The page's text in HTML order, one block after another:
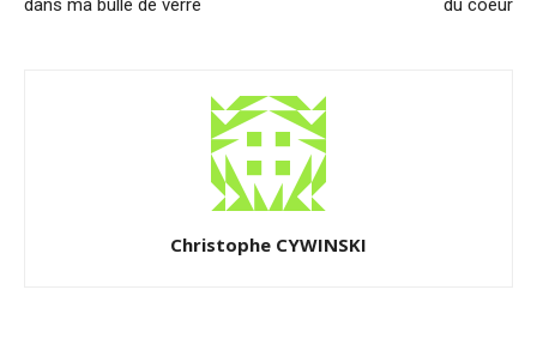
dans ma bulle de verre
du coeur
Christophe CYWINSKI